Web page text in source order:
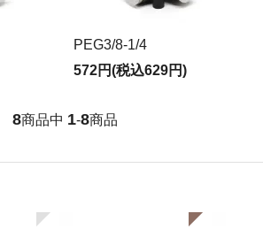
PEG3/8-1/4
572円(税込629円)
8商品中 1-8商品